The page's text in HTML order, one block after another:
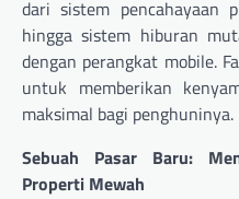
dari sistem pencahayaan
hingga sistem hiburan
dengan perangkat mobile.
untuk memberikan
maksimal bagi penghuninya.
Sebuah Pasar Baru:
Properti Mewah